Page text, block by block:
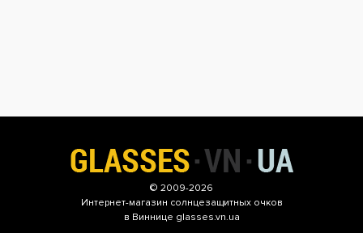
© 2009-2026
Интернет-магазин солнцезащитных очков
в Виннице glasses.vn.ua